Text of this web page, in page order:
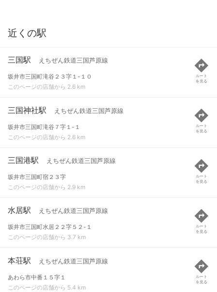
近くの駅
三国駅 えちぜん鉄道三国芦原線
坂井市三国町滝谷２３字１-１０
このページの店舗から 2.6 km
ルート
を見る
三国神社駅 えちぜん鉄道三国芦原線
坂井市三国町滝谷７字１-１
このページの店舗から 2.6 km
ルート
を見る
三国港駅 えちぜん鉄道三国芦原線
坂井市三国町宿２３字
このページの店舗から 2.9 km
ルート
を見る
水居駅 えちぜん鉄道三国芦原線
坂井市三国町水居２２字５２-１
このページの店舗から 3.7 km
ルート
を見る
本荘駅 えちぜん鉄道三国芦原線
あわら市中番１５字１
このページの店舗から 5.4 km
ルート
を見る